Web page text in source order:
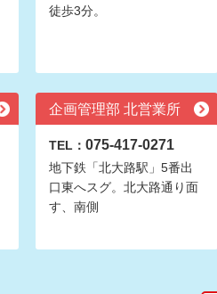
徒歩3分。
企画管理部 北営業所
TEL： 075-417-0271
地下鉄「北大路駅」5番出
口東へスグ。北大路通り面
す、南側